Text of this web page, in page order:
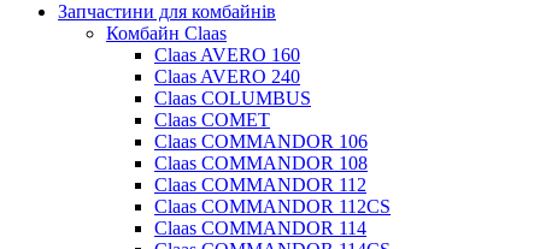
Запчастини для комбайнів
Комбайн Claas
Claas AVERO 160
Claas AVERO 240
Claas COLUMBUS
Claas COMET
Claas COMMANDOR 106
Claas COMMANDOR 108
Claas COMMANDOR 112
Claas COMMANDOR 112CS
Claas COMMANDOR 114